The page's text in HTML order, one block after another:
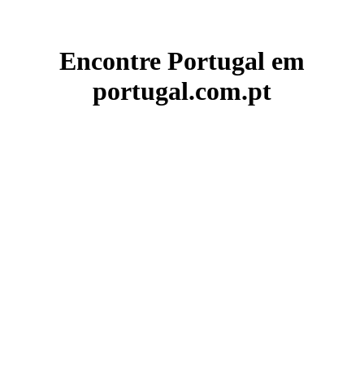
Encontre Portugal em
portugal.com.pt